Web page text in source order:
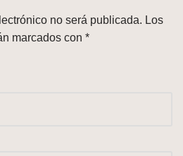
no será publicada. Los
marcados con *